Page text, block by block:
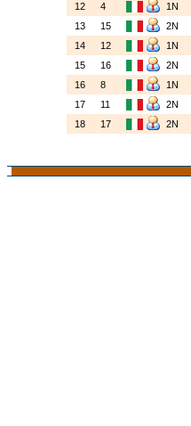
12
4 1N
13
15 2N
14
12 1N
15
16 2N
16
8 1N
17
11 2N
18
17 2N